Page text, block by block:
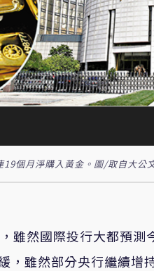
個月淨購入黃金。圖/取自大公
雖然國際投行大都預
，雖然部分央行繼續增